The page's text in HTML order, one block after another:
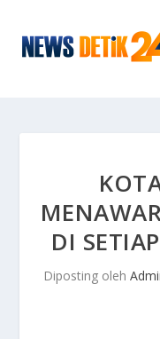
DI
Diposting oleh